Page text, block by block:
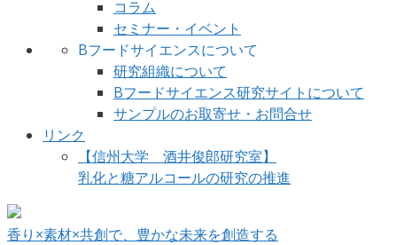
コラム
セミナー・イベント
Bフードサイエンスについて
研究組織について
Bフードサイエンス研究サイトについて
サンプルのお取寄せ・お問合せ
リンク
【信州大学 酒井俊郎研究室】
乳化と糖アルコールの研究の推進
香り×素材×共創で、豊かな未来を創造する